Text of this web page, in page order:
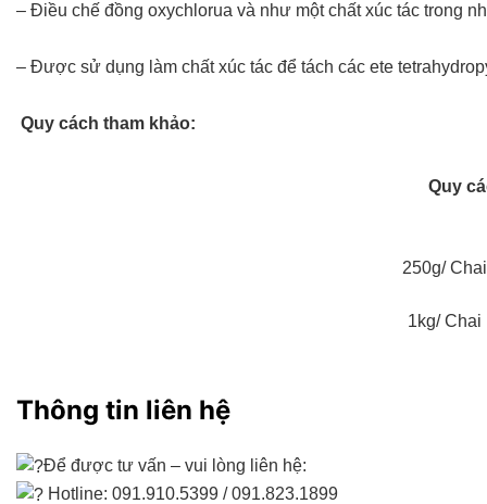
– Điều chế đồng oxychlorua và như một chất xúc tác trong
– Được sử dụng làm chất xúc tác để tách các ete
Quy cách tham khảo:
Quy
250g/
1kg/ Chai
Thông tin liên hệ
Để được tư vấn – vui lòng liên hệ:
Hotline: 091.910.5399 / 091.823.1899